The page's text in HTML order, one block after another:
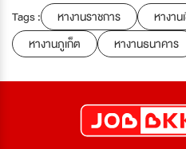
Tags : หางานราชการ หางาน
หางานภูเก็ต
หางานธนาคาร